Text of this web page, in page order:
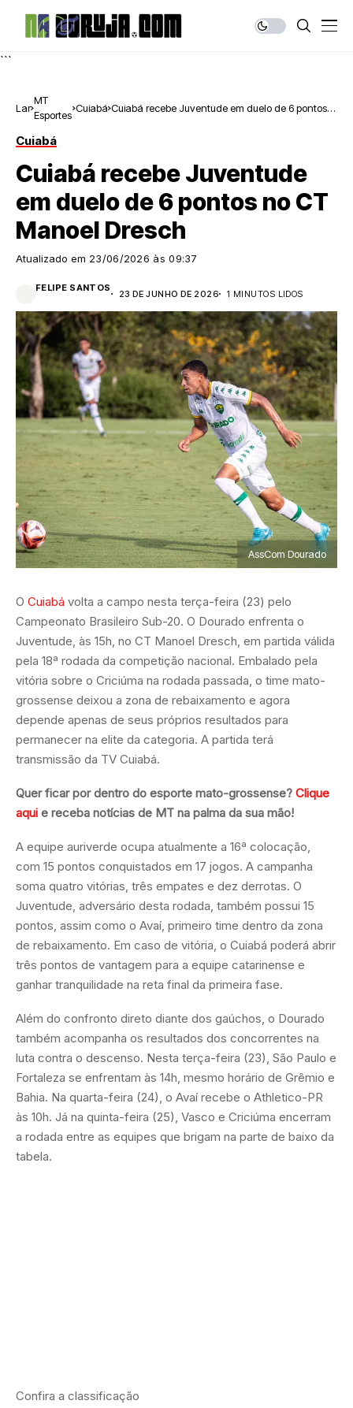
```
Lar
MT
Esportes
Cuiabá Cuiabá recebe Juventude em duelo de 6 pontos
Cuiabá
Cuiabá recebe Juventude
em duelo de 6 pontos no CT
Manoel Dresch
Atualizado em 23/06/2026 às 09:37
FELIPE SANTOS
23 DE JUNHO DE 2026 1 MINUTOS LIDOS
AssCom Dourado
O Cuiabá volta a campo nesta terça-feira (23) pelo
Campeonato Brasileiro Sub-20. O Dourado enfrenta o
Juventude, às 15h, no CT Manoel Dresch, em partida válida
pela 18ª rodada da competição nacional. Embalado pela
vitória sobre o Criciúma na rodada passada, o time mato-
grossense deixou a zona de rebaixamento e agora
depende apenas de seus próprios resultados para
permanecer na elite da categoria. A partida terá
transmissão da TV Cuiabá.
Quer ficar por dentro do esporte mato-grossense? Clique
aqui e receba notícias de MT na palma da sua mão!
A equipe auriverde ocupa atualmente a 16ª colocação,
com 15 pontos conquistados em 17 jogos. A campanha
soma quatro vitórias, três empates e dez derrotas. O
Juventude, adversário desta rodada, também possui 15
pontos, assim como o Avaí, primeiro time dentro da zona
de rebaixamento. Em caso de vitória, o Cuiabá poderá abrir
três pontos de vantagem para a equipe catarinense e
ganhar tranquilidade na reta final da primeira fase.
Além do confronto direto diante dos gaúchos, o Dourado
também acompanha os resultados dos concorrentes na
luta contra o descenso. Nesta terça-feira (23), São Paulo e
Fortaleza se enfrentam às 14h, mesmo horário de Grêmio e
Bahia. Na quarta-feira (24), o Avaí recebe o Athletico-PR
às 10h. Já na quinta-feira (25), Vasco e Criciúma encerram
a rodada entre as equipes que brigam na parte de baixo da
tabela.
Confira a classificação